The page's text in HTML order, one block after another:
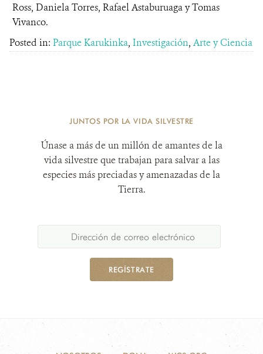
Ross, Daniela Torres, Rafael Astaburuaga y Tomas
Vivanco.
Posted in: Parque Karukinka, Investigación, Arte y Ciencia
JUNTOS POR LA VIDA SILVESTRE
Únase a más de un millón de amantes de la
vida silvestre que trabajan para salvar a las
especies más preciadas y amenazadas de la
Tierra.
REGÍSTRATE